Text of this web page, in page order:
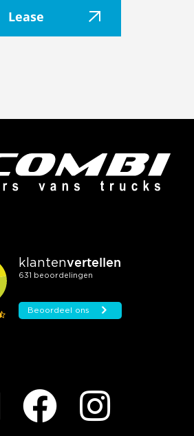
Lease